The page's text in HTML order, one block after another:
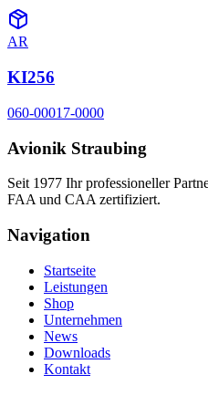
AR
KI256
060-00017-0000
Avionik Straubing
Seit 1977 Ihr professioneller
FAA und CAA zertifiziert.
Navigation
Startseite
Leistungen
Shop
Unternehmen
News
Downloads
Kontakt